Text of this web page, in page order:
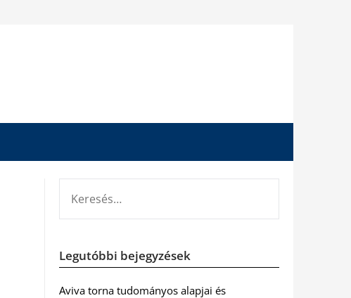
Legutóbbi bejegyzések
Aviva torna tudományos alapjai és